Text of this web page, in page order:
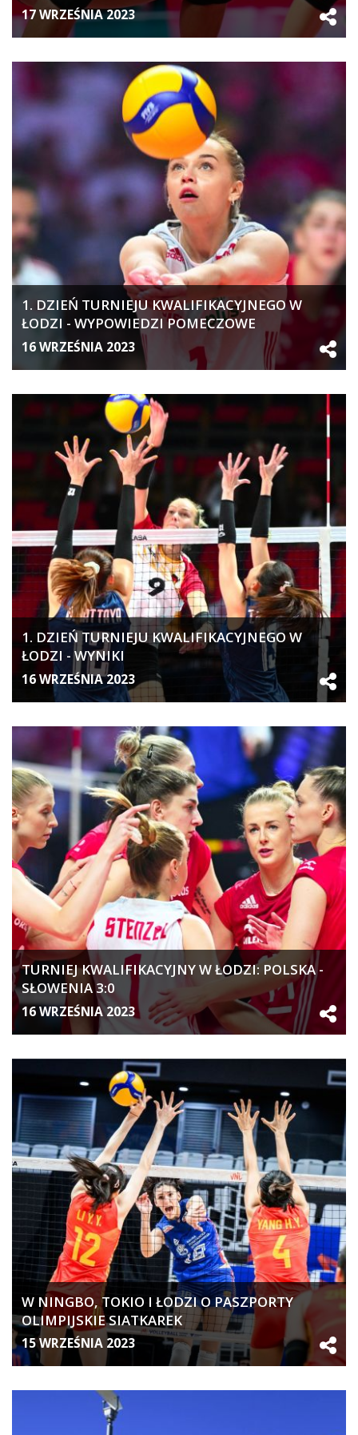
17 WRZEŚNIA 2023
1. DZIEŃ TURNIEJU KWALIFIKACYJNEGO W
ŁODZI - WYPOWIEDZI POMECZOWE
16 WRZEŚNIA 2023
1. DZIEŃ TURNIEJU KWALIFIKACYJNEGO W
ŁODZI - WYNIKI
16 WRZEŚNIA 2023
TURNIEJ KWALIFIKACYJNY W ŁODZI: POLSKA -
SŁOWENIA 3:0
16 WRZEŚNIA 2023
W NINGBO, TOKIO I ŁODZI O PASZPORTY
OLIMPIJSKIE SIATKAREK
15 WRZEŚNIA 2023